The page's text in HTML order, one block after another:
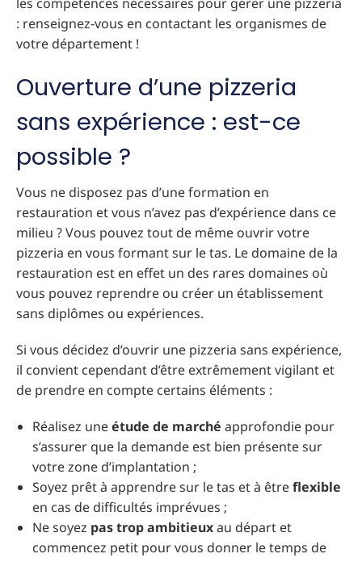
: renseignez-vous en contactant les organismes de
votre département !
Ouverture d’une pizzeria
sans expérience : est-ce
possible ?
Vous ne disposez pas d’une formation en
restauration et vous n’avez pas d’expérience dans ce
milieu ? Vous pouvez tout de même ouvrir votre
pizzeria en vous formant sur le tas. Le domaine de la
restauration est en effet un des rares domaines où
vous pouvez reprendre ou créer un établissement
sans diplômes ou expériences.
Si vous décidez d’ouvrir une pizzeria sans expérience,
il convient cependant d’être extrêmement vigilant et
de prendre en compte certains éléments :
Réalisez uneétude de marché approfondie pour
s’assurer que la demande est bien présente sur
votre zone d’implantation ;
Soyez prêt à apprendre sur le tas et à êtreflexible
en cas de difficultés imprévues ;
Ne soyez pas trop ambitieuxau départ et
commencez petit pour vous donner le temps de